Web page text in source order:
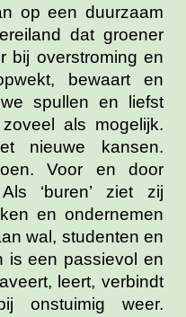
op een duurzaam
dat groener
bij overstroming en
bewaart en
spullen en liefst
als mogelijk.
nieuwe kansen.
Voor en door
‘buren’ ziet zij
en ondernemen
wal, studenten en
is een passievol en
leert, verbindt
onstuimig weer.